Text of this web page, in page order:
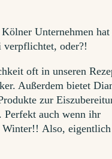
Unternehmen hat
verpflichtet, oder?!
oft in unseren
Außerdem bietet
zur
Perfekt auch wenn ihr
Also, eigentlich